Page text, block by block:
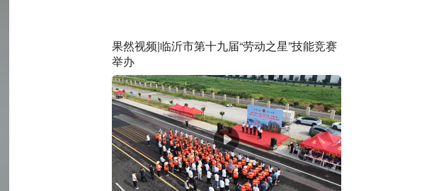
果然视频|临沂市第十九届“劳动之星”技能竞赛
举办